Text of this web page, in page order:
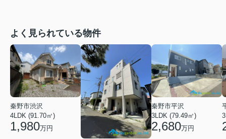
よく見られている物件
秦野市渋沢
4LDK (91.70㎡)
1,980万円
秦野市平沢
3LDK (79.49㎡)
2,680万円